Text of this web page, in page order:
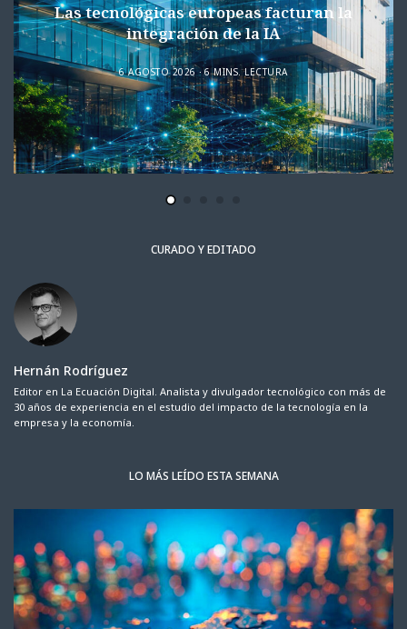
Las tecnológicas europeas facturan la
integración de la IA
6 AGOSTO 2026 6 MINS. LECTURA
CURADO Y EDITADO
Hernán Rodríguez
Editor en La Ecuación Digital. Analista y divulgador tecnológico con más de
30 años de experiencia en el estudio del impacto de la tecnología en la
empresa y la economía.
LO MÁS LEÍDO ESTA SEMANA